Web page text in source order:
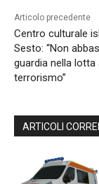
Articolo precedente
Centro culturale
Sesto: “Non
guardia nella lotta
terrorismo”
ARTICOLI